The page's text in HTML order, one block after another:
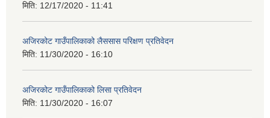
मिति: 12/17/2020 - 11:41
अजिरकोट गाउँपालिकाको लैससास परिक्षण प्रतिवेदन
मिति: 11/30/2020 - 16:10
अजिरकोट गाउँपालिकाको लिसा प्रतिवेदन
मिति: 11/30/2020 - 16:07